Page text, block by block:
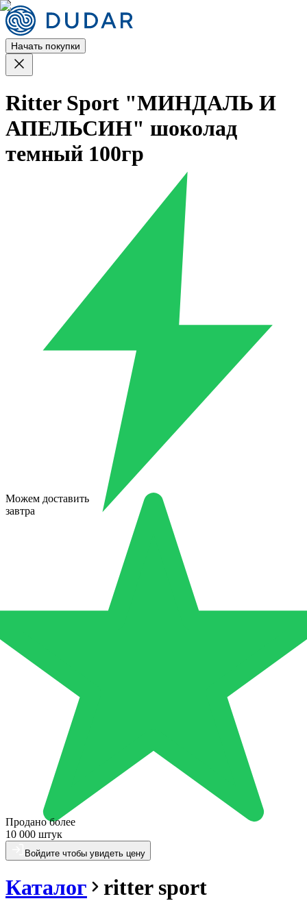
Начать покупки
Ritter Sport "МИНДАЛЬ И
АПЕЛЬСИН" шоколад
темный 100гр
Можем доставить
завтра
Продано более
10 000 штук
Войдите чтобы увидеть цену
Каталог ritter sport